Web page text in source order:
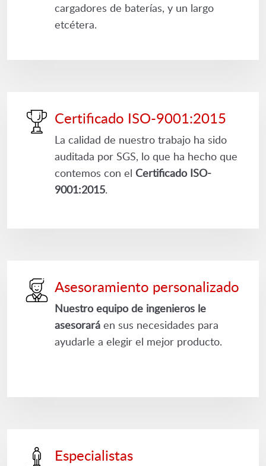
cargadores de baterías, y un largo
etcétera.
Certificado ISO-9001:2015
La calidad de nuestro trabajo ha sido
auditada por SGS, lo que ha hecho que
contemos con el Certificado ISO-
9001:2015.
Asesoramiento personalizado
Nuestro equipo de ingenieros le
asesorará en sus necesidades para
ayudarle a elegir el mejor producto.
Especialistas